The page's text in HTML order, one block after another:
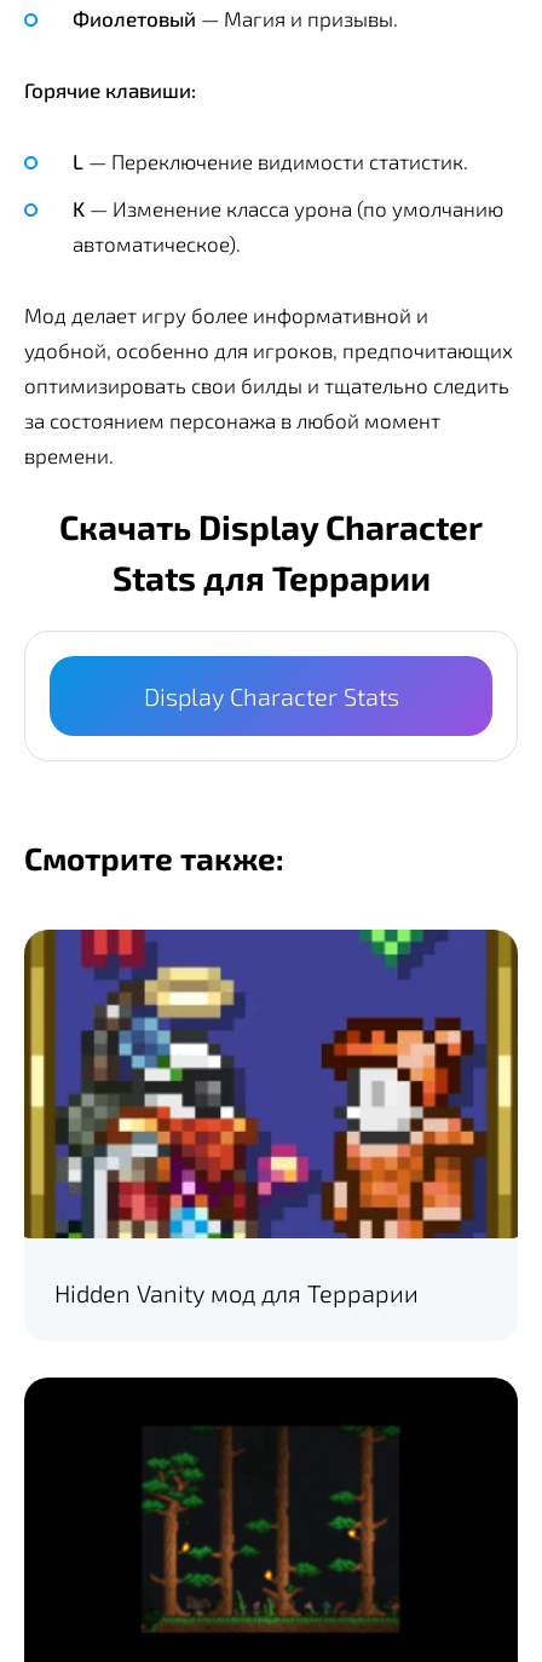
Фиолетовый — Магия и призывы.
Горячие клавиши:
L — Переключение видимости статистик.
K — Изменение класса урона (по умолчанию
автоматическое).
Мод делает игру более информативной и
удобной, особенно для игроков, предпочитающих
оптимизировать свои билды и тщательно следить
за состоянием персонажа в любой момент
времени.
Скачать Display Character
Stats для Террарии
Display Character Stats
Смотрите также:
Hidden Vanity мод для Террарии